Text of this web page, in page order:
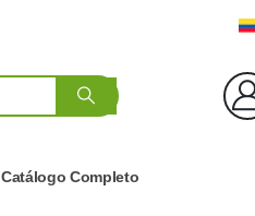
Catálogo Completo